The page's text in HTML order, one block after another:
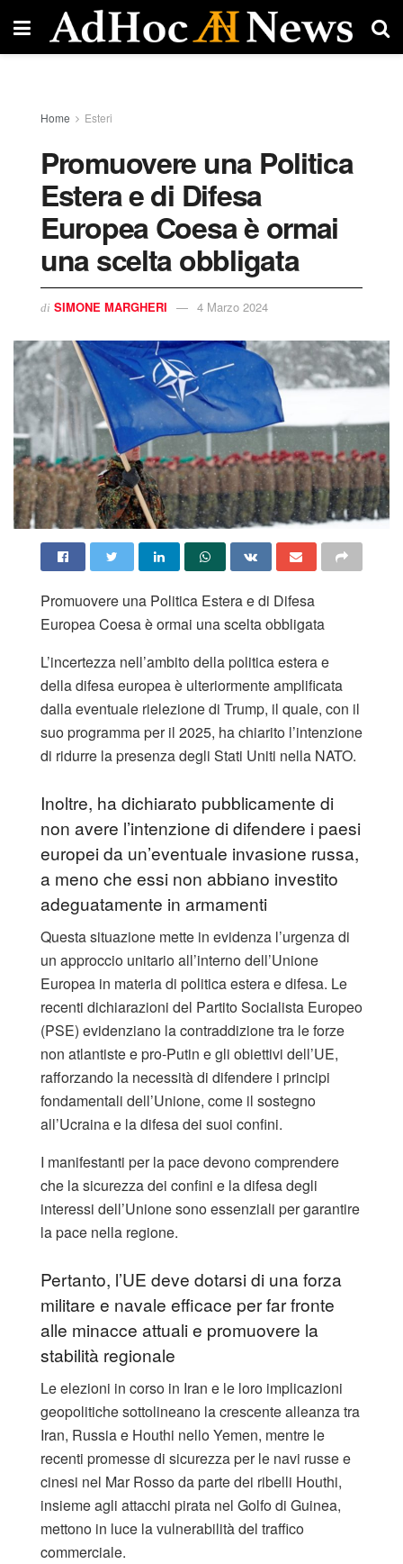
Home Esteri
Promuovere una Politica
Estera e di Difesa
Europea Coesa è ormai
una scelta obbligata
di SIMONE MARGHERI 4 Marzo 2024
Promuovere una Politica Estera e di Difesa
Europea Coesa è ormai una scelta obbligata
L’incertezza nell’ambito della politica estera e
della difesa europea è ulteriormente amplificata
dalla eventuale rielezione di Trump, il quale, con il
suo programma per il 2025, ha chiarito l’intenzione
di ridurre la presenza degli Stati Uniti nella NATO.
Inoltre, ha dichiarato pubblicamente di
non avere l’intenzione di difendere i paesi
europei da un’eventuale invasione russa,
a meno che essi non abbiano investito
adeguatamente in armamenti
Questa situazione mette in evidenza l’urgenza di
un approccio unitario all’interno dell’Unione
Europea in materia di politica estera e difesa. Le
recenti dichiarazioni del Partito Socialista Europeo
(PSE) evidenziano la contraddizione tra le forze
non atlantiste e pro-Putin e gli obiettivi dell’UE,
rafforzando la necessità di difendere i principi
fondamentali dell’Unione, come il sostegno
all’Ucraina e la difesa dei suoi confini.
I manifestanti per la pace devono comprendere
che la sicurezza dei confini e la difesa degli
interessi dell’Unione sono essenziali per garantire
la pace nella regione.
Pertanto, l’UE deve dotarsi di una forza
militare e navale efficace per far fronte
alle minacce attuali e promuovere la
stabilità regionale
Le elezioni in corso in Iran e le loro implicazioni
geopolitiche sottolineano la crescente alleanza tra
Iran, Russia e Houthi nello Yemen, mentre le
recenti promesse di sicurezza per le navi russe e
cinesi nel Mar Rosso da parte dei ribelli Houthi,
insieme agli attacchi pirata nel Golfo di Guinea,
mettono in luce la vulnerabilità del traffico
commerciale.